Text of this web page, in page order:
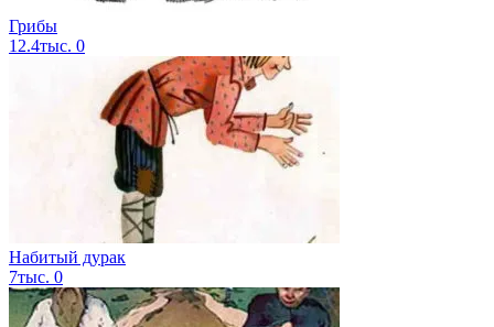
Грибы
12.4тыс. 0
Набитый дурак
7тыс. 0